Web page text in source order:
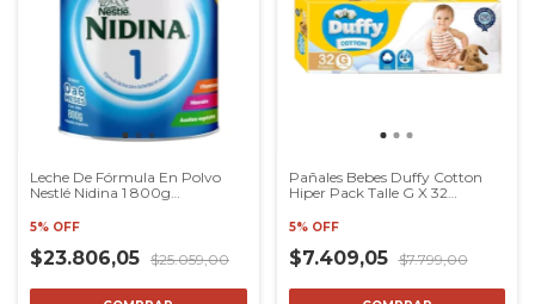
Leche De Fórmula En Polvo
Nestlé Nidina 1 800g
5% OFF
$23.806,05 $25.059,00
Pañales Bebes Duffy Cotton
Hiper Pack Talle G X 32
5% OFF
$7.409,05 $7.799,00